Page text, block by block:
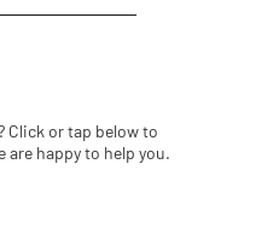
Click or tap below to
are happy to help you.